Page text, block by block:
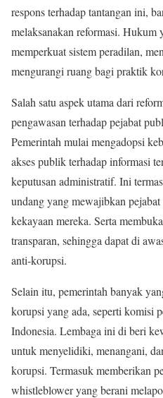
respons terhadap tantangan ini,
melaksanakan reformasi. Hukum
memperkuat sistem peradilan,
mengurangi ruang bagi praktik
Salah satu aspek utama dari
pengawasan terhadap pejabat
Pemerintah mulai mengadopsi
akses publik terhadap informasi
keputusan administratif. Ini
undang yang mewajibkan
kekayaan mereka. Serta
transparan, sehingga dapat di
anti-korupsi.
Selain itu, pemerintah banyak
korupsi yang ada, seperti komisi
Indonesia. Lembaga ini di beri
untuk menyelidiki, menangani,
korupsi. Termasuk memberikan
whistleblower yang berani